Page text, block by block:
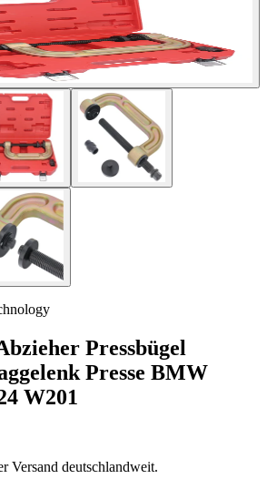
Pressbügel
Presse BMW
W201
Versand deutschlandweit.